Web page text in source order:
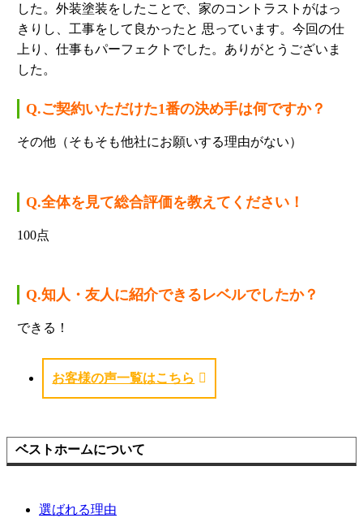
した。外装塗装をしたことで、家のコントラストがはっ
きりし、工事をして良かったと 思っています。今回の仕
上り、仕事もパーフェクトでした。ありがとうございま
した。
Q.ご契約いただけた1番の決め手は何ですか？
その他（そもそも他社にお願いする理由がない）
Q.全体を見て総合評価を教えてください！
100点
Q.知人・友人に紹介できるレベルでしたか？
できる！
お客様の声一覧はこちら
ベストホームについて
選ばれる理由